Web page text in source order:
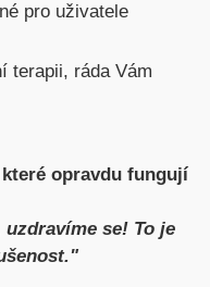
pro uživatele
terapii, ráda Vám
opravdu fungují
se! To je